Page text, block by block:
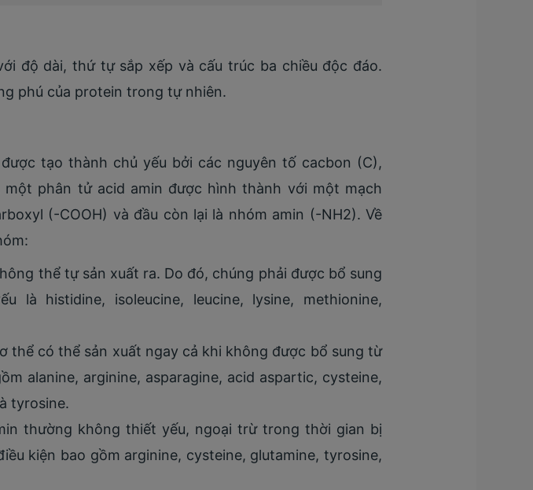
độ dài, thứ tự sắp xếp và cấu trúc ba chiều độc đáo.
phú của protein trong tự nhiên.
tạo thành chủ yếu bởi các nguyên tố cacbon (C),
phân tử acid amin được hình thành với một mạch
(-COOH) và đầu còn lại là nhóm amin (-NH2). Về
thể tự sản xuất ra. Do đó, chúng phải được bổ sung
histidine, isoleucine, leucine, lysine, methionine,
thể có thể sản xuất ngay cả khi không được bổ sung từ
alanine, arginine, asparagine, acid aspartic, cysteine,
tyrosine.
thường không thiết yếu, ngoại trừ trong thời gian bị
kiện bao gồm arginine, cysteine, glutamine, tyrosine,